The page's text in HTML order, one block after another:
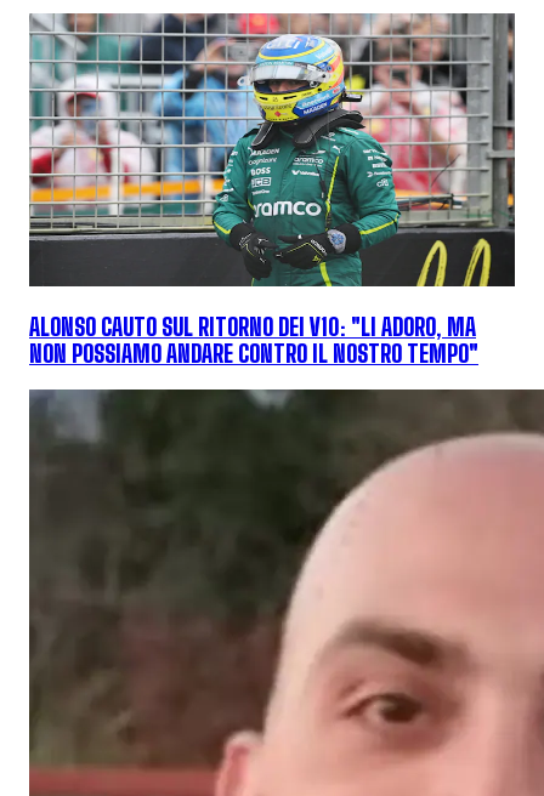
ALONSO CAUTO SUL RITORNO DEI V10: "LI ADORO, MA
NON POSSIAMO ANDARE CONTRO IL NOSTRO TEMPO"